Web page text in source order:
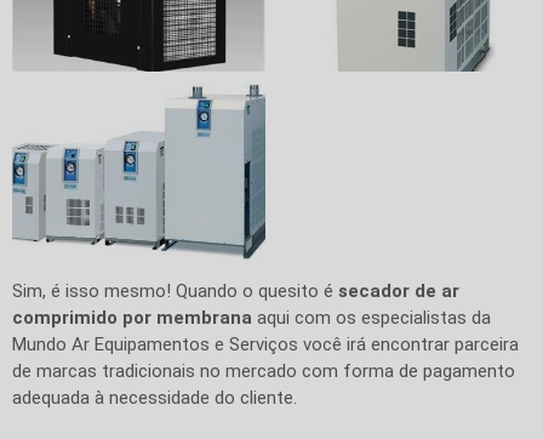
Sim, é isso mesmo! Quando o quesito é secador de ar
comprimido por membrana aqui com os especialistas da
Mundo Ar Equipamentos e Serviços você irá encontrar parceira
de marcas tradicionais no mercado com forma de pagamento
adequada à necessidade do cliente.